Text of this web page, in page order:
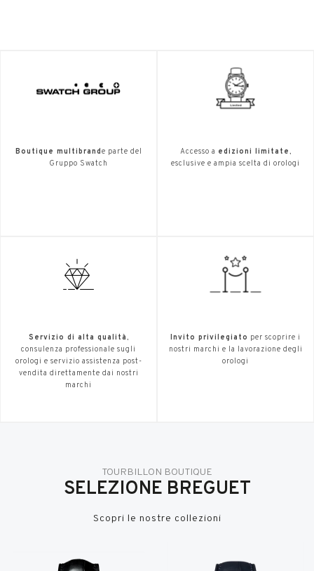
Boutique multibrand e parte del
Gruppo Swatch
Accesso a edizioni limitate,
esclusive e ampia scelta di orologi
Servizio di alta qualità,
consulenza professionale sugli
orologi e servizio assistenza post-
vendita direttamente dai nostri
marchi
Invito privilegiato per scoprire i
nostri marchi e la lavorazione degli
orologi
TOURBILLON BOUTIQUE
SELEZIONE BREGUET
Scopri le nostre collezioni